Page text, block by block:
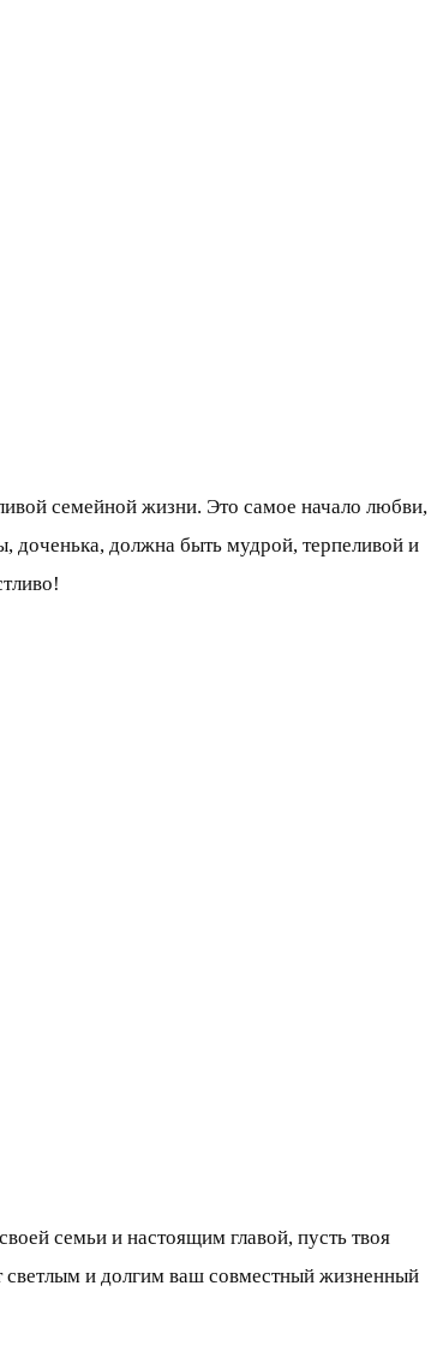
семейной жизни. Это самое начало любви,
доченька, должна быть мудрой, терпеливой и
семьи и настоящим главой, пусть твоя
светлым и долгим ваш совместный жизненный